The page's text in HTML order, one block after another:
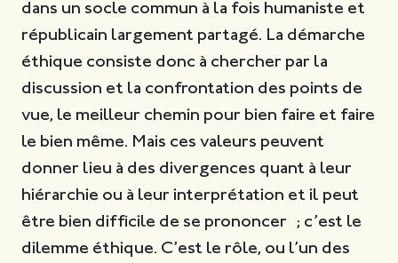
dans un socle commun à la fois humaniste et
républicain largement partagé. La démarche
éthique consiste donc à chercher par la
discussion et la confrontation des points de
vue, le meilleur chemin pour bien faire et faire
le bien même. Mais ces valeurs peuvent
donner lieu à des divergences quant à leur
hiérarchie ou à leur interprétation et il peut
être bien difficile de se prononcer ; c’est le
dilemme éthique. C’est le rôle, ou l’un des